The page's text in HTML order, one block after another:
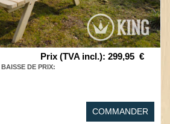
Prix (TVA incl.): 299,95 €
DE PRIX:
COMMANDER